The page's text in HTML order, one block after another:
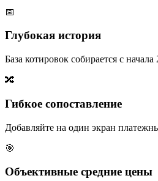
📅
Глубокая история
База котировок собирается с
🔀
Гибкое сопоставление
Добавляйте на один экран
🎯
Объективные средние цены